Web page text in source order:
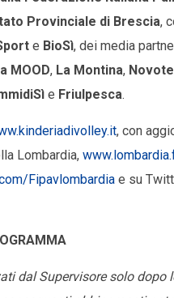
Provinciale di Brescia,
e BioSì, dei media
MOOD, La Montina,
e Friulpesca.
, con
Lombardia,
Fipavlombardia e su
dal Supervisore solo dopo